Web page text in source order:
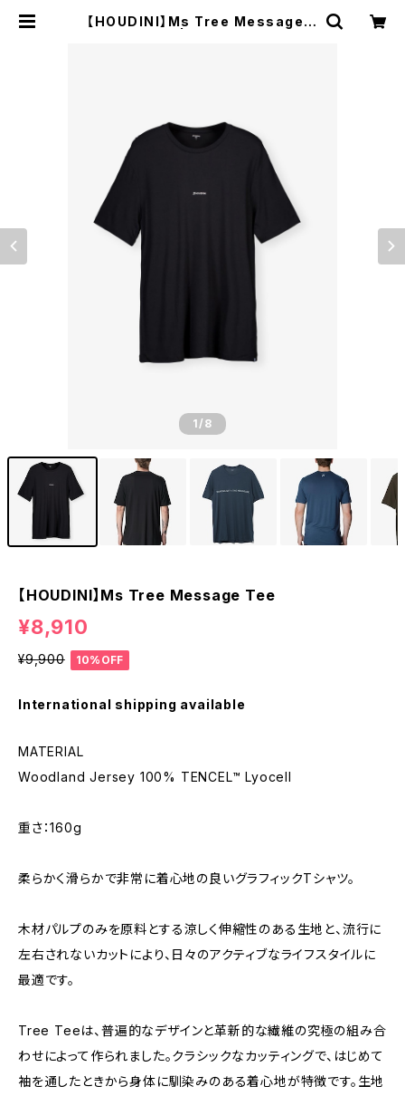
【HOUDINI】Ms Tree Message T
1/8
【HOUDINI】Ms Tree Message Tee
¥8,910
¥9,900 10%OFF
International shipping available
MATERIAL
Woodland Jersey 100% TENCEL™ Lyocell
重さ：160g
柔らかく滑らかで非常に着心地の良いグラフィックTシャツ。
木材パルプのみを原料とする涼しく伸縮性のある生地と、流行に
左右されないカットにより、日々のアクティブなライフスタイルに
最適です。
Tree Teeは、普遍的なデザインと革新的な繊維の究極の組み合
わせによって作られました。クラシックなカッティングで、はじめて
袖を通したときから身体に馴染みのある着心地が特徴です。生地